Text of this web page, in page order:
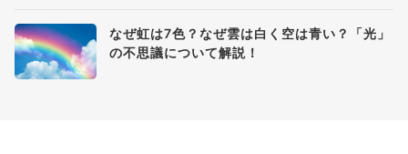
なぜ虹は7色？なぜ雲は白く空は青い？「光」
の不思議について解説！